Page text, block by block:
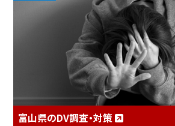
富山県のDV調査・対策